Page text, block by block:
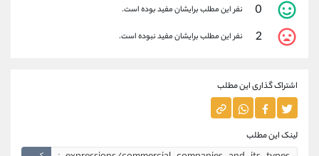
0 نفر این مطلب برایشان مفید بوده است.
2 نفر این مطلب برایشان مفید نبوده است.
اشتراک گذاری این مطلب
لینک این مطلب